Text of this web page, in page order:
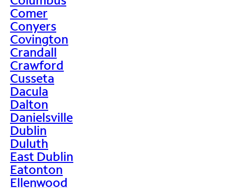
Comer
Conyers
Covington
Crandall
Crawford
Cusseta
Dacula
Dalton
Danielsville
Dublin
Duluth
East Dublin
Eatonton
Ellenwood